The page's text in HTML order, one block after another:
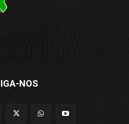
NOS